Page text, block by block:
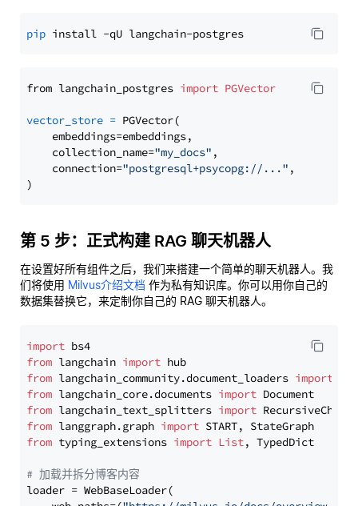
pip
from langchain_postgres import PGVector
vector_store = PGVector(
    embeddings=embeddings,
    collection_name=
"my_docs" ,
    connection=
"postgresql+psycopg://..." ,
第 5 步：正式构建 RAG 聊天机器人
在设置好所有组件之后，我们来搭建一个简单的聊天机器人。我
们将使用 Milvus介绍文档 作为私有知识库。你可以用你自己的
数据集替换它，来定制你自己的 RAG 聊天机器人。
import
from langchain import
from langchain_community.document_loaders import
from langchain_core.documents import
from langchain_text_splitters import
from langgraph.graph import
from typing_extensions import List, TypedDict
# 加载并拆分博客内容
loader = WebBaseLoader(